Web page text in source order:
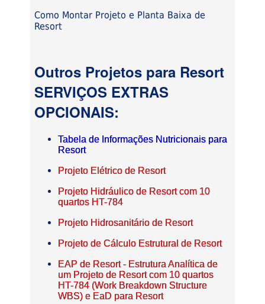
Como Montar Projeto e Planta Baixa de
Resort
Outros Projetos para Resort
SERVIÇOS EXTRAS
OPCIONAIS:
Tabela de Informações Nutricionais para
Resort
Projeto Elétrico de Resort
Projeto Hidráulico de Resort com 10
quartos HT-784
Projeto Hidrosanitário de Resort
Projeto de Cálculo Estrutural de Resort
EAP de Resort - Estrutura Analítica de
um Projeto de Resort com 10 quartos
HT-784 (Work Breakdown Structure
WBS) e EaD para Resort